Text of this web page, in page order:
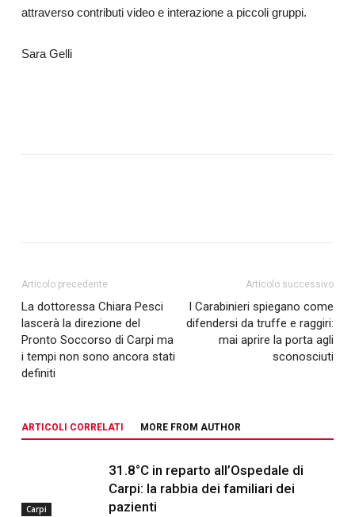
attraverso contributi video e interazione a piccoli gruppi.
Sara Gelli
Articolo precedente
La dottoressa Chiara Pesci
lascerà la direzione del
Pronto Soccorso di Carpi ma
i tempi non sono ancora stati
definiti
Articolo successivo
I Carabinieri spiegano come
difendersi da truffe e raggiri:
mai aprire la porta agli
sconosciuti
ARTICOLI CORRELATI MORE FROM AUTHOR
Carpi
31.8°C in reparto all’Ospedale di
Carpi: la rabbia dei familiari dei
pazienti